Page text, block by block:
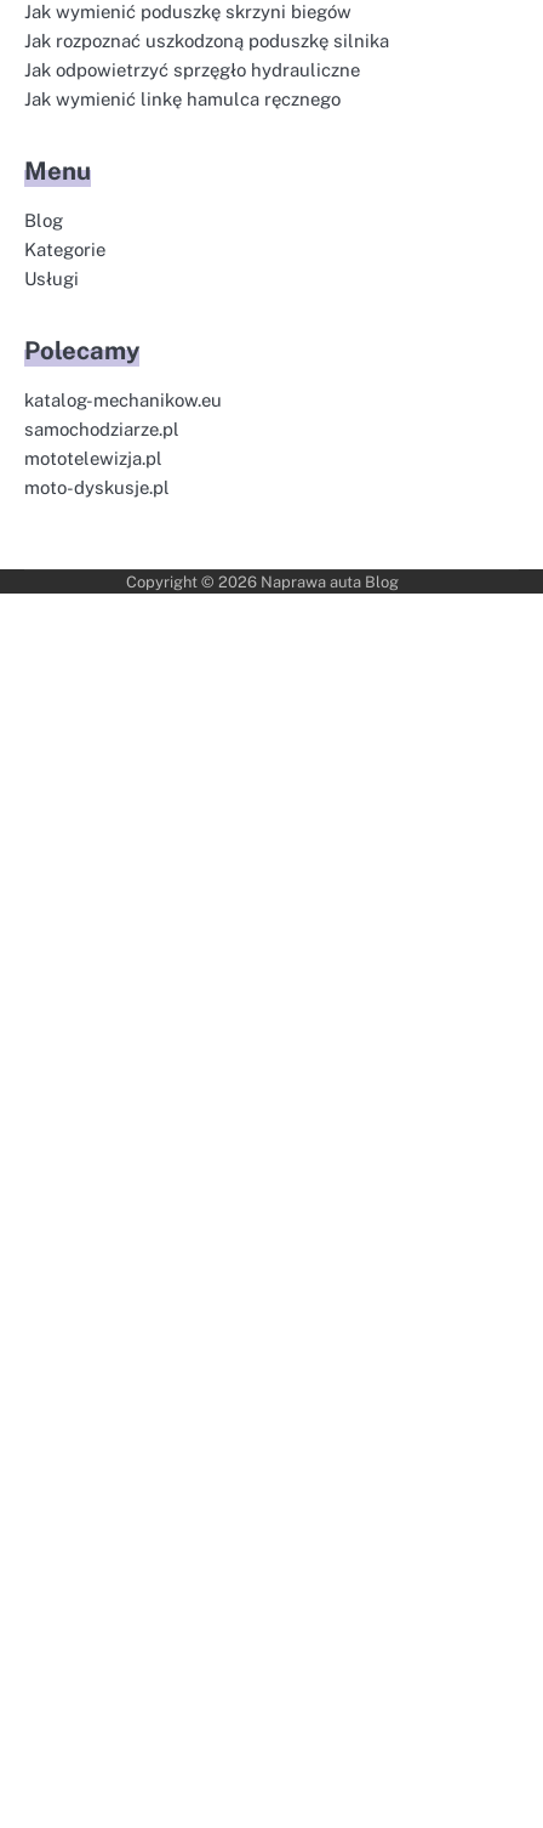
Jak wymienić poduszkę skrzyni biegów
Jak rozpoznać uszkodzoną poduszkę silnika
Jak odpowietrzyć sprzęgło hydrauliczne
Jak wymienić linkę hamulca ręcznego
Menu
Blog
Kategorie
Usługi
Polecamy
katalog-mechanikow.eu
samochodziarze.pl
mototelewizja.pl
moto-dyskusje.pl
Copyright © 2026 Naprawa auta Blog